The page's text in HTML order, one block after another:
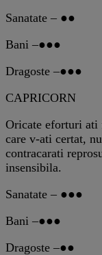
Sanatate – ●●
Bani –●●●
Dragoste –●●●
CAPRICORN
Oricate eforturi ati
care v-ati certat,
contracarati
insensibila.
Sanatate – ●●●
Bani –●●●
Dragoste –●●